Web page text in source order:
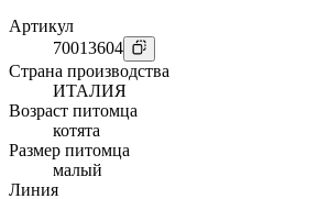
Артикул
70013604
Страна производства
ИТАЛИЯ
Возраст питомца
котята
Размер питомца
малый
Линия